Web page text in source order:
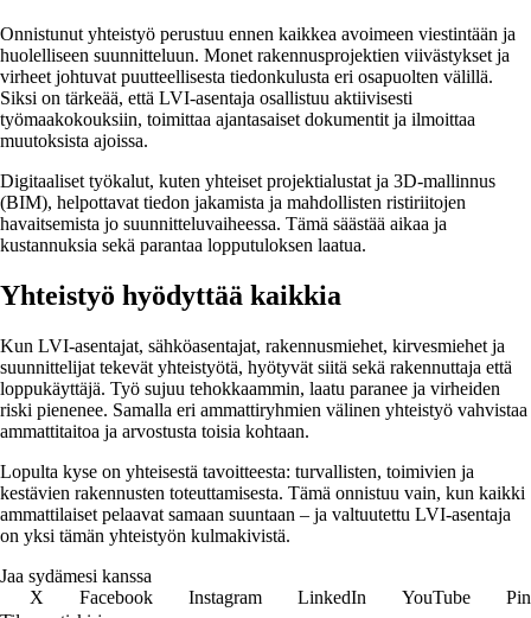
Onnistunut yhteistyö perustuu ennen kaikkea avoimeen viestintään ja
huolelliseen suunnitteluun. Monet rakennusprojektien viivästykset ja
virheet johtuvat puutteellisesta tiedonkulusta eri osapuolten välillä.
Siksi on tärkeää, että LVI-asentaja osallistuu aktiivisesti
työmaakokouksiin, toimittaa ajantasaiset dokumentit ja ilmoittaa
muutoksista ajoissa.
Digitaaliset työkalut, kuten yhteiset projektialustat ja 3D-mallinnus
(BIM), helpottavat tiedon jakamista ja mahdollisten ristiriitojen
havaitsemista jo suunnitteluvaiheessa. Tämä säästää aikaa ja
kustannuksia sekä parantaa lopputuloksen laatua.
Yhteistyö hyödyttää kaikkia
Kun LVI-asentajat, sähköasentajat, rakennusmiehet, kirvesmiehet ja
suunnittelijat tekevät yhteistyötä, hyötyvät siitä sekä rakennuttaja että
loppukäyttäjä. Työ sujuu tehokkaammin, laatu paranee ja virheiden
riski pienenee. Samalla eri ammattiryhmien välinen yhteistyö vahvistaa
ammattitaitoa ja arvostusta toisia kohtaan.
Lopulta kyse on yhteisestä tavoitteesta: turvallisten, toimivien ja
kestävien rakennusten toteuttamisesta. Tämä onnistuu vain, kun kaikki
ammattilaiset pelaavat samaan suuntaan – ja valtuutettu LVI-asentaja
on yksi tämän yhteistyön kulmakivistä.
Jaa sydämesi kanssa
X
Facebook Instagram LinkedIn YouTube